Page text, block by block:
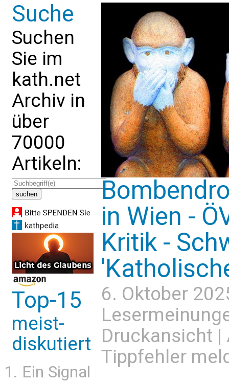
Suche
Suchen
Sie im
kath.net
Archiv in
über
70000
Artikeln:
Top-15
meist-
diskutiert
Ein Signal
in Wien -
Kritik -
6. Oktober
Druckansicht |
Tippfehler